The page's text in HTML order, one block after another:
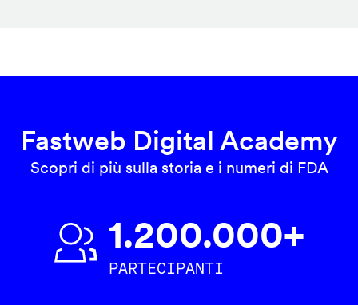
Fastweb Digital Academy
Scopri di più sulla storia e i numeri di FDA
1.200.000+
PARTECIPANTI